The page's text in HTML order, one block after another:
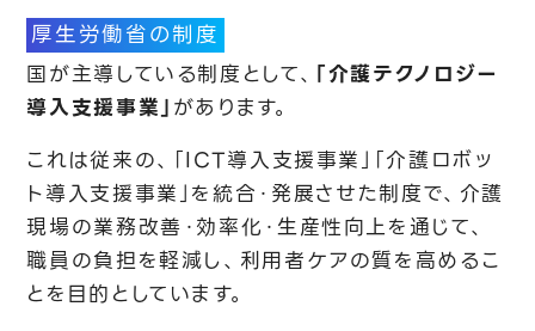
厚生労働省の制度
国が主導している制度として、 「介護テクノロジー
導入支援事業」があります。
これは従来の、「ICT導入支援事業」「介護ロボッ
ト導入支援事業」を統合・発展させた制度で、介護
現場の業務改善・効率化・生産性向上を通じて、
職員の負担を軽減し、利用者ケアの質を高めるこ
とを目的としています。